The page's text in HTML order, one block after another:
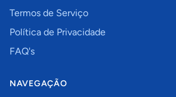
Termos de Serviço
Política de Privacidade
FAQ's
NAVEGAÇÃO